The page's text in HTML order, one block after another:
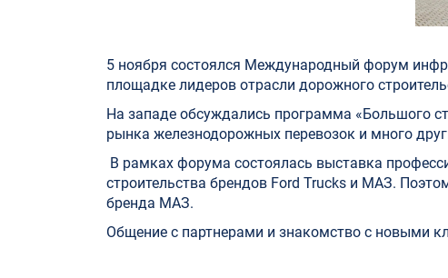
5 ноября состоялся Международный форум
площадке лидеров отрасли дорожного
На западе обсуждались программа «Большого
рынка железнодорожных перевозок и много
В рамках форума состоялась выставка
строительства брендов Ford Trucks и MAЗ.
бренда МАЗ.
Общение с партнерами и знакомство с новыми